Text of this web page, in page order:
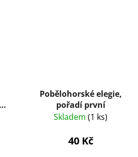
Pobělohorské elegie,
pořadí první
Skladem (1 ks)
40 Kč